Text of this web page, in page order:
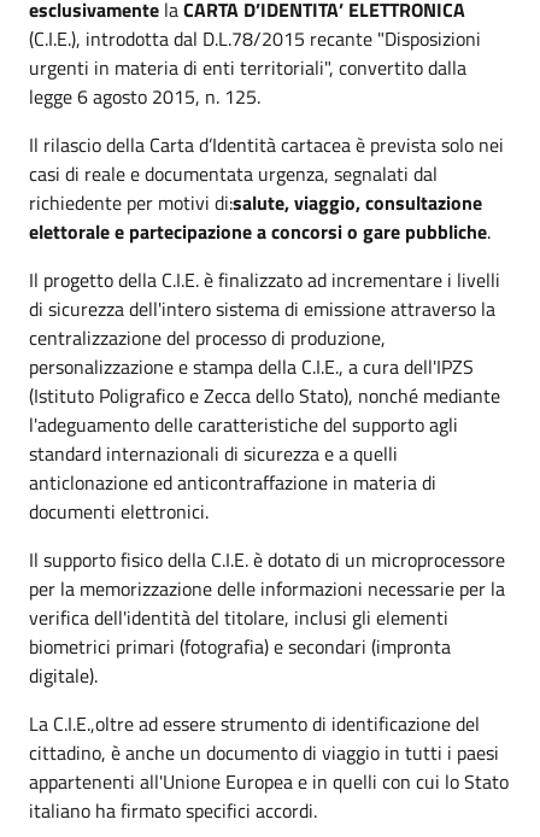
esclusivamente laCARTA D’IDENTITA’ ELETTRONICA
(C.I.E.), introdotta dal D.L.78/2015 recante "Disposizioni
urgenti in materia di enti territoriali", convertito dalla
legge 6 agosto 2015, n. 125.
Il rilascio della Carta d’Identità cartacea è prevista solo nei
casi di reale e documentata urgenza, segnalati dal
richiedente per motivi di:salute, viaggio, consultazione
elettorale e partecipazione a concorsi o gare pubbliche.
Il progetto della C.I.E. è finalizzato ad incrementare i livelli
di sicurezza dell'intero sistema di emissione attraverso la
centralizzazione del processo di produzione,
personalizzazione e stampa della C.I.E., a cura dell'IPZS
(Istituto Poligrafico e Zecca dello Stato), nonché mediante
l'adeguamento delle caratteristiche del supporto agli
standard internazionali di sicurezza e a quelli
anticlonazione ed anticontraffazione in materia di
documenti elettronici.
Il supporto fisico della C.I.E. è dotato di un microprocessore
per la memorizzazione delle informazioni necessarie per la
verifica dell'identità del titolare, inclusi gli elementi
biometrici primari (fotografia) e secondari (impronta
digitale).
La C.I.E.,oltre ad essere strumento di identificazione del
cittadino, è anche un documento di viaggio in tutti i paesi
appartenenti all'Unione Europea e in quelli con cui lo Stato
italiano ha firmato specifici accordi.